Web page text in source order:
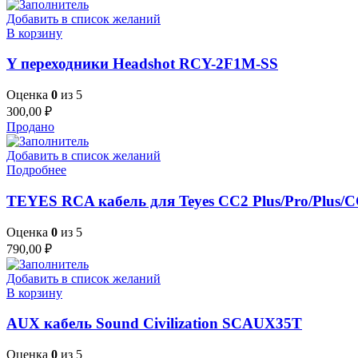
Добавить в список желаний
В корзину
Y переходники Headshot RCY-2F1M-SS
Оценка 0 из 5
300,00 ₽
Продано
Добавить в список желаний
Подробнее
TEYES RCA кабель для Teyes CC2 Plus/Pro/Plus/
Оценка 0 из 5
790,00 ₽
Добавить в список желаний
В корзину
AUX кабель Sound Civilization SCAUX35T
Оценка 0 из 5